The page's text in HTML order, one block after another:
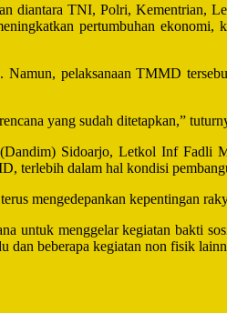
diantara TNI, Polri, Kementrian,
pertumbuhan
pelaksanaan TMMD
yang sudah ditetapkan,”
Sidoarjo, Letkol Inf Fadli
terlebih dalam hal kondisi
mengedepankan kepentingan
untuk menggelar kegiatan bakti
dan beberapa kegiatan non fisik